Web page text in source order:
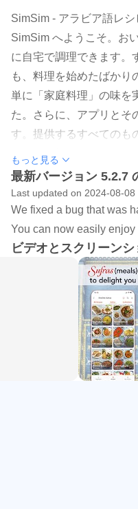
SimSim - アラビア語レ
SimSim へようこそ。お
に自宅で調理できます。
も、料理を始めたばかり
単に「家庭料理」の味を
た。さらに、アプリとそ
す。提供するすべてのも
レシピを探索しながら、
スに関する歴史について
ください。
私たちのレシピはすべて
料理をしてきたテテ ヒバ
ピは彼女の母親から先代
れ、家庭料理のアラビア
- 料理を簡単に: 詳細な
写真により、家庭でお
までより簡単になります
もっと見る
最新バージョン 5.2.7
Last updated on 2024-08-08
We fixed a bug that was
You can now easily
ビデオとスクリーンシ